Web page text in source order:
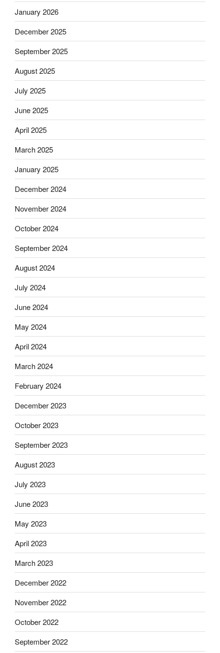
January 2026
December 2025
September 2025
August 2025
July 2025
June 2025
April 2025
March 2025
January 2025
December 2024
November 2024
October 2024
September 2024
August 2024
July 2024
June 2024
May 2024
April 2024
March 2024
February 2024
December 2023
October 2023
September 2023
August 2023
July 2023
June 2023
May 2023
April 2023
March 2023
December 2022
November 2022
October 2022
September 2022